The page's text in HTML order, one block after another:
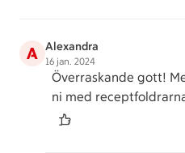
A Alexandra
16 jan. 2024
Överraskande gott!
ni med